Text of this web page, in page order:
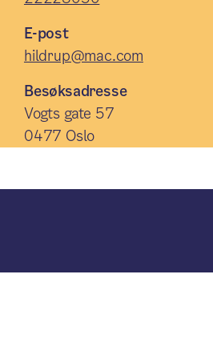
E-post
hildrup@mac.com
Besøksadresse
Vogts gate 57
0477 Oslo